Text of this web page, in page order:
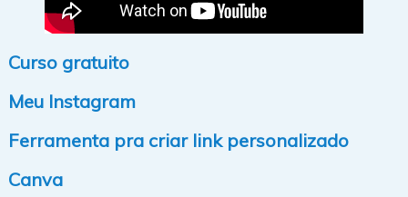
Curso gratuito
Meu Instagram
Ferramenta pra criar link personalizado
Canva